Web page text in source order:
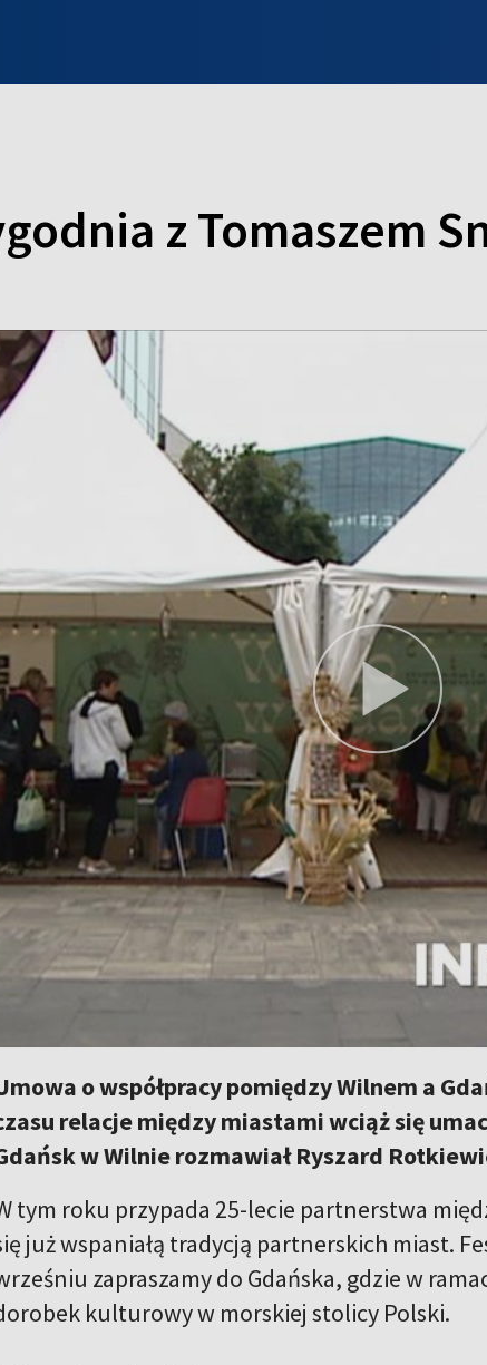
z Tomaszem
o współpracy pomiędzy Wilnem a
relacje między miastami wciąż się
w Wilnie rozmawiał Ryszard
tym roku przypada 25-lecie partnerstwa
już wspaniałą tradycją partnerskich miast.
zapraszamy do Gdańska, gdzie w
kulturowy w morskiej stolicy Polski.